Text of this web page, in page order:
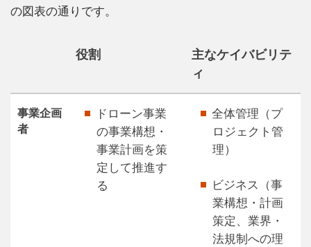
の図表の通りです。
役割
主なケイバビリテ
ィ
事業企画
者
ドローン事業
の事業構想・
事業計画を策
定して推進す
る
全体管理（プ
ロジェクト管
理）
ビジネス（事
業構想・計画
策定、業界・
法規制への理